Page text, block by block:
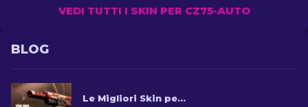
VEDI TUTTI I SKIN PER CZ75-AUTO
BLOG
Le Migliori Skin per CZ-75 di CS2: Economiche alle più Care